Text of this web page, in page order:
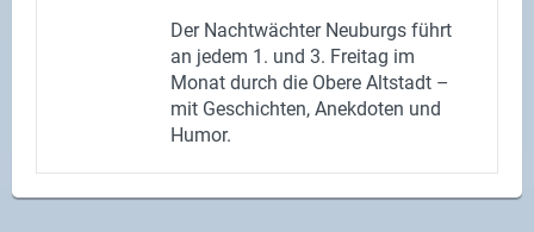
Der Nacht­wäch­ter Neu­burgs führt
an jedem 1. und 3. Frei­tag im
Monat durch die Obere Alt­stadt –
mit Ge­schich­ten, An­ek­do­ten und
Humor.